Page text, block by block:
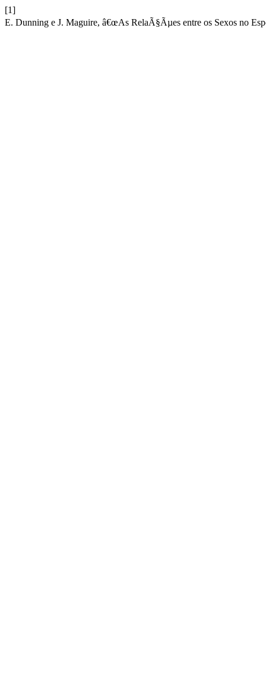
[1]
E. Dunning e J. Maguire, â€œAs RelaÃ§Ãµes entre os Sexos no